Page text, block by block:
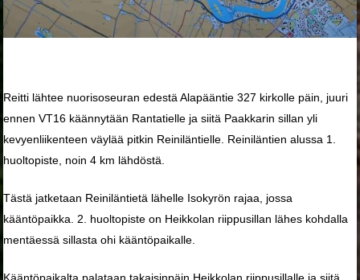
Reitti lähtee nuorisoseuran edestä Alapääntie 327 kirkolle päin, juuri
ennen VT16 käännytään Rantatielle ja siitä Paakkarin sillan yli
kevyenliikenteen väylää pitkin Reiniläntielle. Reiniläntien alussa 1.
huoltopiste, noin 4 km lähdöstä.
Tästä jatketaan Reiniläntietä lähelle Isokyrön rajaa, jossa
kääntöpaikka. 2. huoltopiste on Heikkolan riippusillan lähes kohdalla
mentäessä sillasta ohi kääntöpaikalle.